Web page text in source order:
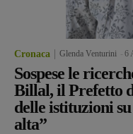
Cronaca Glenda Venturini 6
Sospese le
Billal, il Prefetto
delle istituzioni
alta”